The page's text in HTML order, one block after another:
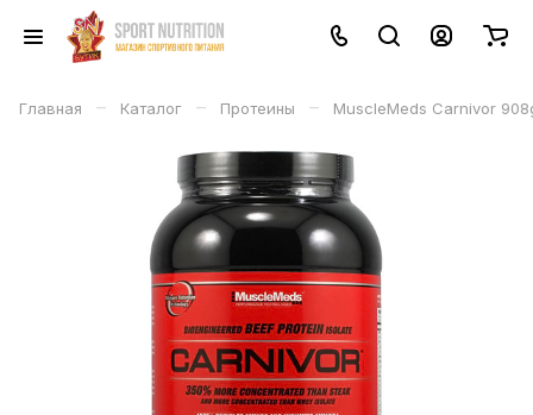
Главная – Каталог – Протеины – MuscleMeds Carnivor